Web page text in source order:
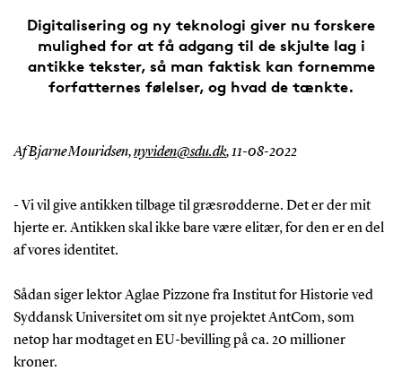
Digitalisering og ny teknologi giver nu forskere
mulighed for at få adgang til de skjulte lag i
antikke tekster, så man faktisk kan fornemme
forfatternes følelser, og hvad de tænkte.
Af Bjarne Mouridsen,nyviden@sdu.dk,11-08-2022
- Vi vil give antikken tilbage til græsrødderne. Det er der mit
hjerte er. Antikken skal ikke bare være elitær, for den er en del
af vores identitet.
Sådan siger lektor Aglae Pizzone fra Institut for Historie ved
Syddansk Universitet om sit nye projektet AntCom, som
netop har modtaget en EU-bevilling på ca. 20 millioner
kroner.